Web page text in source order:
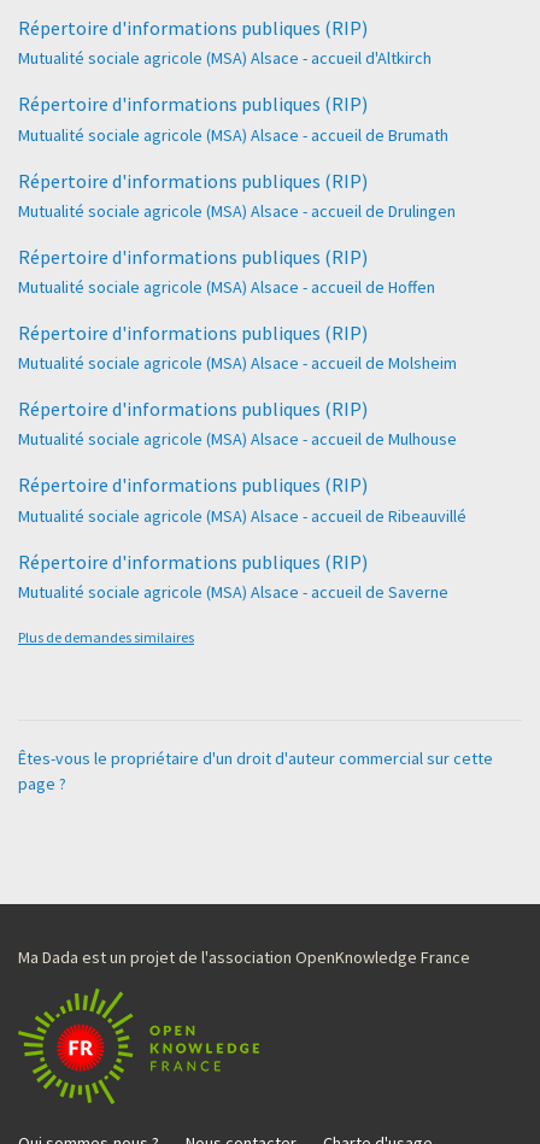
Répertoire d'informations publiques (RIP)
Mutualité sociale agricole (MSA) Alsace - accueil d'Altkirch
Répertoire d'informations publiques (RIP)
Mutualité sociale agricole (MSA) Alsace - accueil de Brumath
Répertoire d'informations publiques (RIP)
Mutualité sociale agricole (MSA) Alsace - accueil de Drulingen
Répertoire d'informations publiques (RIP)
Mutualité sociale agricole (MSA) Alsace - accueil de Hoffen
Répertoire d'informations publiques (RIP)
Mutualité sociale agricole (MSA) Alsace - accueil de Molsheim
Répertoire d'informations publiques (RIP)
Mutualité sociale agricole (MSA) Alsace - accueil de Mulhouse
Répertoire d'informations publiques (RIP)
Mutualité sociale agricole (MSA) Alsace - accueil de Ribeauvillé
Répertoire d'informations publiques (RIP)
Mutualité sociale agricole (MSA) Alsace - accueil de Saverne
Plus de demandes similaires
Êtes-vous le propriétaire d'un droit d'auteur commercial sur cette
page ?
Ma Dada est un projet de l'association OpenKnowledge France